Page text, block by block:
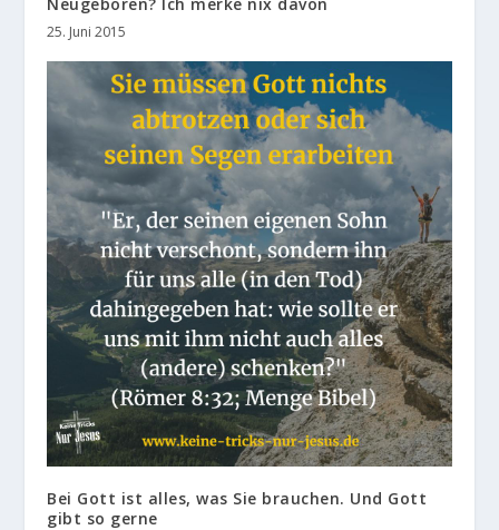
Neugeboren? Ich merke nix davon
25. Juni 2015
Bei Gott ist alles, was Sie brauchen. Und Gott
gibt so gerne